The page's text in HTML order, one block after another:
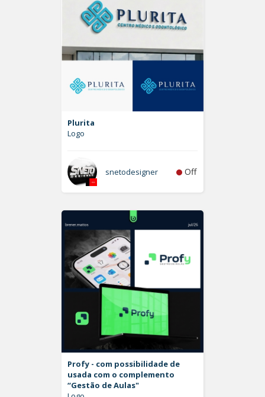
Plurita
Logo
snetodesigner Off
Profy - com possibilidade de
usada com o complemento
“Gestão de Aulas"